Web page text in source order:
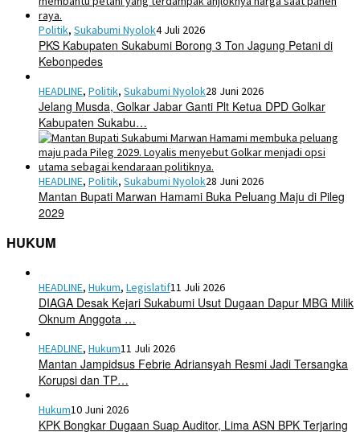
Politik, Sukabumi Nyolok4 Juli 2026
PKS Kabupaten Sukabumi Borong 3 Ton Jagung Petani di
Kebonpedes
HEADLINE, Politik, Sukabumi Nyolok28 Juni 2026
Jelang Musda, Golkar Jabar Ganti Plt Ketua DPD Golkar
Kabupaten Sukabu…
HEADLINE, Politik, Sukabumi Nyolok28 Juni 2026
Mantan Bupati Marwan Hamami Buka Peluang Maju di Pileg
2029
HUKUM
HEADLINE, Hukum, Legislatif11 Juli 2026
DIAGA Desak Kejari Sukabumi Usut Dugaan Dapur MBG Milik
Oknum Anggota …
HEADLINE, Hukum11 Juli 2026
Mantan Jampidsus Febrie Adriansyah Resmi Jadi Tersangka
Korupsi dan TP…
Hukum10 Juni 2026
KPK Bongkar Dugaan Suap Auditor, Lima ASN BPK Terjaring